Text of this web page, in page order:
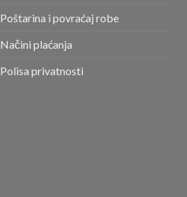
Poštarina i povraćaj robe
Načini plaćanja
Polisa privatnosti